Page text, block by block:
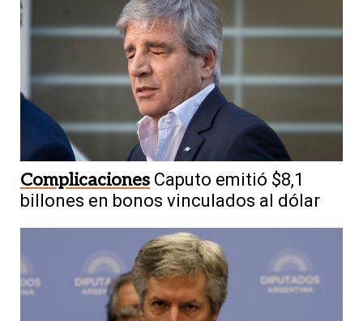
Complicaciones Caputo emitió $8,1
billones en bonos vinculados al dólar